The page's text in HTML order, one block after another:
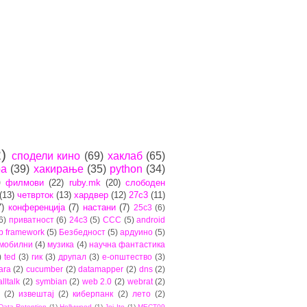
сподели кино (69) хаклаб (65)
(39) хакирање (35) python (34)
филмови (22) ruby.mk (20) слободен
четврток (13) хардвер (12) 27c3 (11)
конференција (7) настани (7) 25c3 (6)
приватност (6) 24c3 (5) CCC (5) android
framework (5) Безбедност (5) ардуино (5)
(4) музика (4) научна фантастика
ted (3) гик (3) друпал (3) е-општество (3)
(2) cucumber (2) datamapper (2) dns (2)
(2) symbian (2) web 2.0 (2) webrat (2)
(2) извештај (2) киберпанк (2) лето (2)